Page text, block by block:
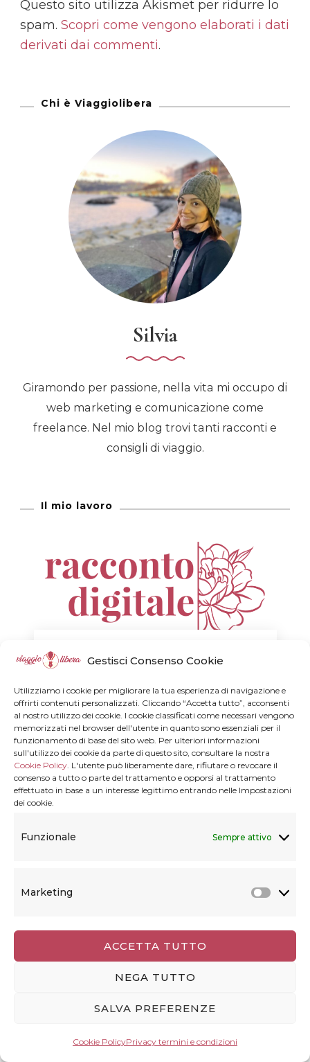
Gestisci Consenso Cookie
Utilizziamo i cookie per migliorare la tua esperienza di navigazione e
offrirti contenuti personalizzati. Cliccando “Accetta tutto”, acconsenti
al nostro utilizzo dei cookie. I cookie classificati come necessari vengono
memorizzati nel browser dell'utente in quanto sono essenziali per il
funzionamento di base del sito web. Per ulteriori informazioni
sull'utilizzo dei cookie da parte di questo sito, consultare la nostra
Cookie Policy. L'utente può liberamente dare, rifiutare o revocare il
consenso a tutto o parte del trattamento e opporsi al trattamento
effettuato in base a un interesse legittimo entrando nelle Impostazioni
dei cookie.
Funzionale Sempre attivo
Marketing
ACCETTA TUTTO
NEGA TUTTO
SALVA PREFERENZE
Cookie PolicyPrivacy termini e condizioni
Questo sito utilizza Akismet per ridurre lo
spam. Scopri come vengono elaborati i dati
derivati dai commenti.
Chi è Viaggiolibera
Silvia
Giramondo per passione, nella vita mi occupo di
web marketing e comunicazione come
freelance. Nel mio blog trovi tanti racconti e
consigli di viaggio.
Il mio lavoro
WEB MARKETING
Dove vuoi andare?
205 Post(s)